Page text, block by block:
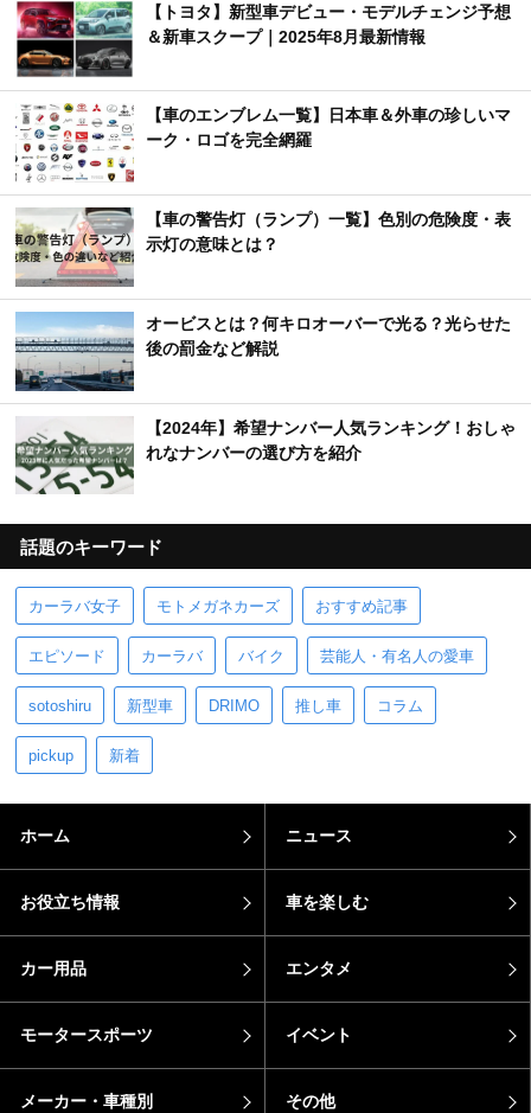
【トヨタ】新型車デビュー・モデルチェンジ予想
＆新車スクープ｜2025年8月最新情報
【車のエンブレム一覧】日本車＆外車の珍しいマ
ーク・ロゴを完全網羅
【車の警告灯（ランプ）一覧】色別の危険度・表
示灯の意味とは？
オービスとは？何キロオーバーで光る？光らせた
後の罰金など解説
【2024年】希望ナンバー人気ランキング！おしゃ
れなナンバーの選び方を紹介
話題のキーワード
カーラバ女子 モトメガネカーズ おすすめ記事
エピソード カーラバ バイク 芸能人・有名人の愛車
sotoshiru 新型車 DRIMO 推し車 コラム
pickup 新着
ホーム ニュース
お役立ち情報 車を楽しむ
カー用品 エンタメ
モータースポーツ イベント
メーカー・車種別 その他